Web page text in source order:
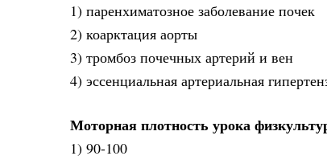
1) паренхиматозное заболевание почек
2) коарктация аорты
3) тромбоз почечных артерий и вен
4) эссенциальная артериальная
Моторная плотность урока
1) 90-100